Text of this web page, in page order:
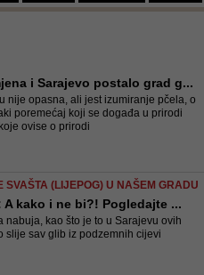
i Sarajevo postalo grad g...
nije opasna, ali jest izumiranje pčela, o
poremećaj koji se događa u prirodi
ovise o prirodi
SVAŠTA (LIJEPOG) U NAŠEM GRADU
kako i ne bi?! Pogledajte ...
nabuja, kao što je to u Sarajevu ovih
slije sav glib iz podzemnih cijevi